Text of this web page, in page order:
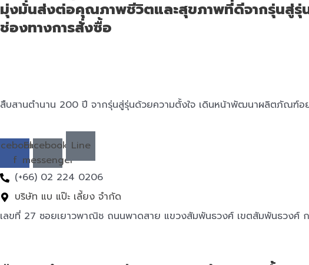
มุ่งมั่นส่งต่อคุณภาพชีวิตและสุขภาพที่ดีจากรุ่นสู่รุ่
ช่องทางการสั่งซื้อ
สืบสานตำนาน 200 ปี จากรุ่นสู่รุ่นด้วยความตั้งใจ เดินหน้าพัฒนาผลิตภัณฑ์อ
f
Facebook-
messenger
Line
(+66) 02 224 0206
บริษัท แบ แป๊ะ เลี้ยง จำกัด
เลขที่ 27 ซอยเยาวพาณิช ถนนพาดสาย แขวงสัมพันธวงศ์ เขตสัมพันธวงศ์